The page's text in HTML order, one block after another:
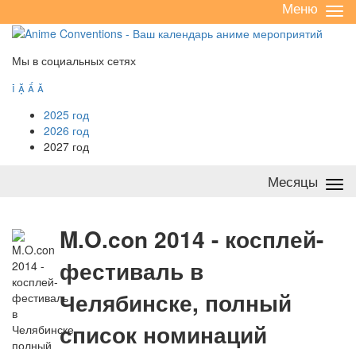
/
Меню
Мы в социальных сетях
   
2025 год
2026 год
2027 год
Месяцы
M.O.con 2014 - косплей-
фестиваль в
Челябинске, полный
список номинаций